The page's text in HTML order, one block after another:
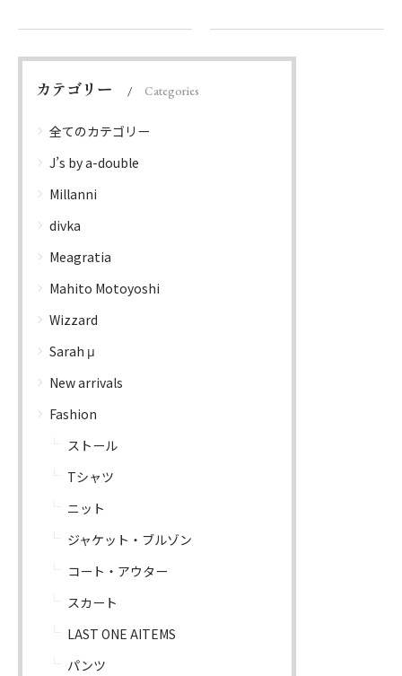
カテゴリー Categories
全てのカテゴリー
J’s by a-double
Millanni
divka
Meagratia
Mahito Motoyoshi
Wizzard
Sarah μ
New arrivals
Fashion
ストール
Tシャツ
ニット
ジャケット・ブルゾン
コート・アウター
スカート
LAST ONE AITEMS
パンツ